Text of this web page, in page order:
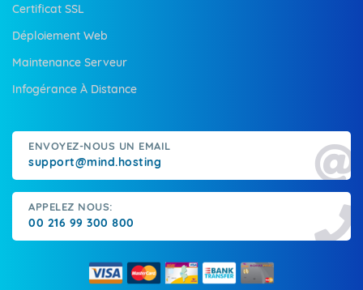
Certificat SSL
Déploiement Web
Maintenance Serveur
Infogérance À Distance
ENVOYEZ-NOUS UN EMAIL
support@mind.hosting
APPELEZ NOUS:
00 216 99 300 800